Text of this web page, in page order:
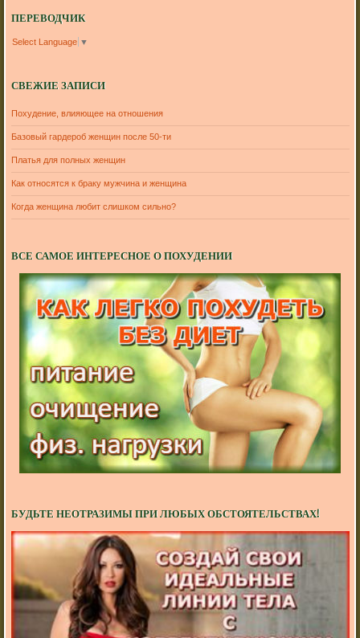
ПЕРЕВОДЧИК
Select Language ▼
СВЕЖИЕ ЗАПИСИ
Похудение, влияющее на отношения
Базовый гардероб женщин после 50-ти
Платья для полных женщин
Как относятся к браку мужчина и женщина
Когда женщина любит слишком сильно?
ВСЕ САМОЕ ИНТЕРЕСНОЕ О ПОХУДЕНИИ
БУДЬТЕ НЕОТРАЗИМЫ ПРИ ЛЮБЫХ ОБСТОЯТЕЛЬСТВАХ!